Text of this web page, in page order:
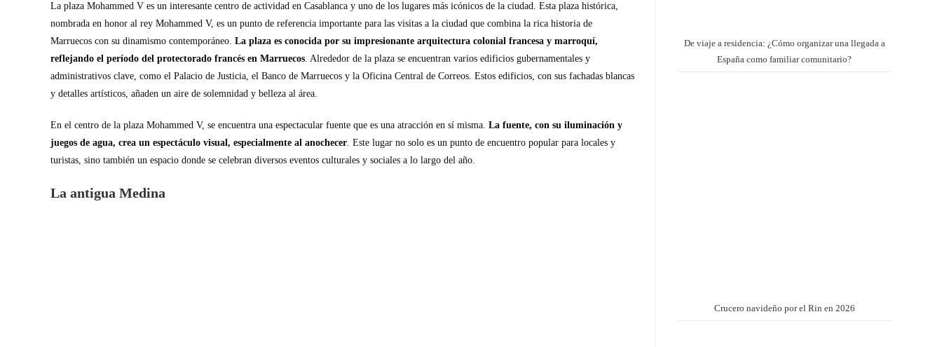
La plaza Mohammed V es un interesante centro de actividad en Casablanca y uno de los lugares más icónicos de la ciudad. Esta plaza histórica,
nombrada en honor al rey Mohammed V, es un punto de referencia importante para las visitas a la ciudad que combina la rica historia de
Marruecos con su dinamismo contemporáneo. La plaza es conocida por su impresionante arquitectura colonial francesa y marroquí,
reflejando el período del protectorado francés en Marruecos. Alrededor de la plaza se encuentran varios edificios gubernamentales y
administrativos clave, como el Palacio de Justicia, el Banco de Marruecos y la Oficina Central de Correos. Estos edificios, con sus fachadas blancas
y detalles artísticos, añaden un aire de solemnidad y belleza al área.
En el centro de la plaza Mohammed V, se encuentra una espectacular fuente que es una atracción en sí misma. La fuente, con su iluminación y
juegos de agua, crea un espectáculo visual, especialmente al anochecer. Este lugar no solo es un punto de encuentro popular para locales y
turistas, sino también un espacio donde se celebran diversos eventos culturales y sociales a lo largo del año.
La antigua Medina
De viaje a residencia: ¿Cómo organizar una llegada a
España como familiar comunitario?
Crucero navideño por el Rin en 2026